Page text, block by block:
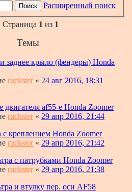
Поиск Расширенный поиск
Страница 1 из 1
Темы
заднее крыло (фендеры) Honda
ruckster« 24 авг 2016, 18:31
двигателя af55-e Honda Zoomer
ruckster« 29 апр 2016, 21:44
креплением Honda Zoomer
ruckster« 29 апр 2016, 21:42
с патрубками Honda Zoomer
ruckster« 29 апр 2016, 21:38
и втулку пер. оси AF58